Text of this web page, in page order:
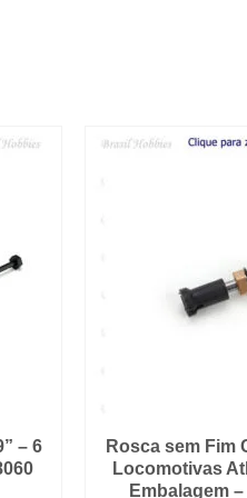
– 6
Rosca sem Fim
Locomotivas
Embalagem